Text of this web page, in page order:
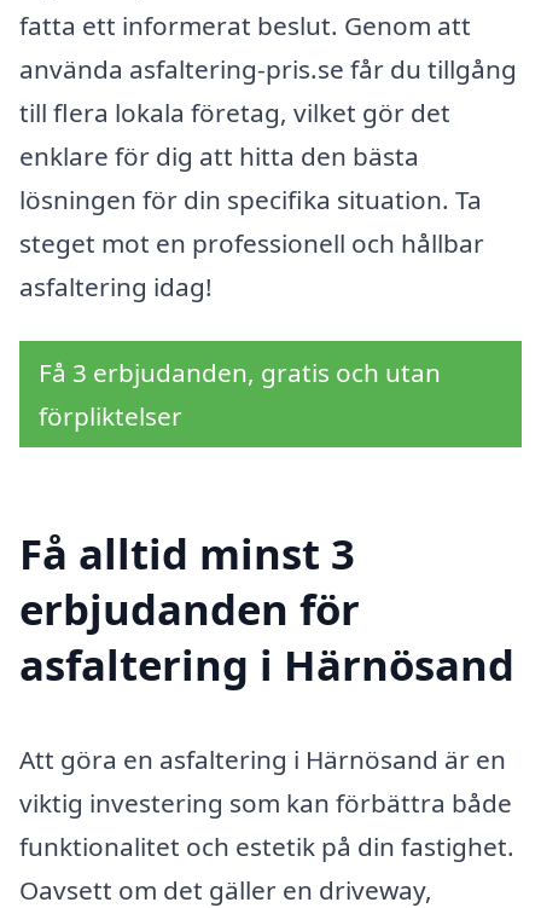
fatta ett informerat beslut. Genom att
använda asfaltering-pris.se får du tillgång
till flera lokala företag, vilket gör det
enklare för dig att hitta den bästa
lösningen för din specifika situation. Ta
steget mot en professionell och hållbar
asfaltering idag!
Få 3 erbjudanden, gratis och utan
förpliktelser
Få alltid minst 3
erbjudanden för
asfaltering i Härnösand
Att göra en asfaltering i Härnösand är en
viktig investering som kan förbättra både
funktionalitet och estetik på din fastighet.
Oavsett om det gäller en driveway,